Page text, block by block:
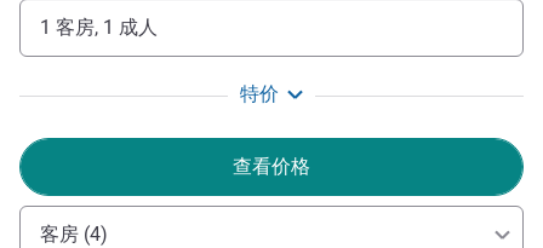
1 客房, 1 成人
特价
查看价格
客房 (4)